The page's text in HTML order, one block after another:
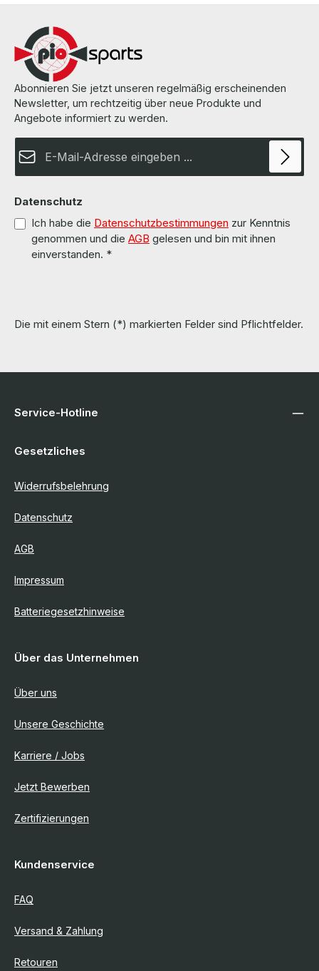
und Details finden Sie auf den Seiten des Herstellers. All parts are
Abonnieren Sie jetzt unseren regelmäßig erscheinenden
Newsletter, um rechtzeitig über neue Produkte und
Angebote informiert zu werden.
Datenschutz
Ich habe die Datenschutzbestimmungen zur Kenntnis
genommen und die AGB gelesen und bin mit ihnen
einverstanden. *
Die mit einem Stern (*) markierten Felder sind Pflichtfelder.
Service-Hotline
Gesetzliches
Widerrufsbelehrung
Datenschutz
AGB
Impressum
Batteriegesetzhinweise
Über das Unternehmen
Über uns
Unsere Geschichte
Karriere / Jobs
Jetzt Bewerben
Zertifizierungen
Kundenservice
FAQ
Versand & Zahlung
Retouren